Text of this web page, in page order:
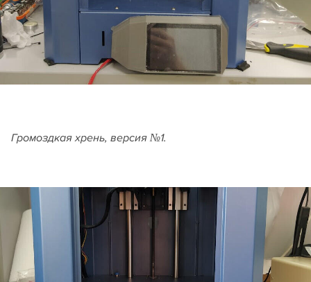
Громоздкая хрень, версия №1.